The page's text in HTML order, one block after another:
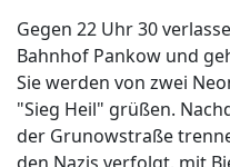
Gegen 22 Uhr 30
Bahnhof Pankow und
Sie werden von zwei
"Sieg Heil" grüßen.
der Grunowstraße
den Nazis verfolgt, mit